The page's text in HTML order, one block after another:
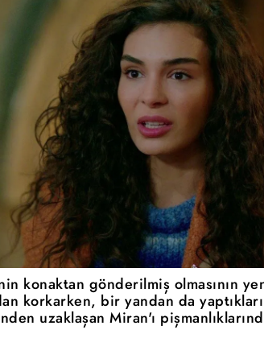
konaktan gönderilmiş olmasının
korkarken, bir yandan da
uzaklaşan Miran'ı